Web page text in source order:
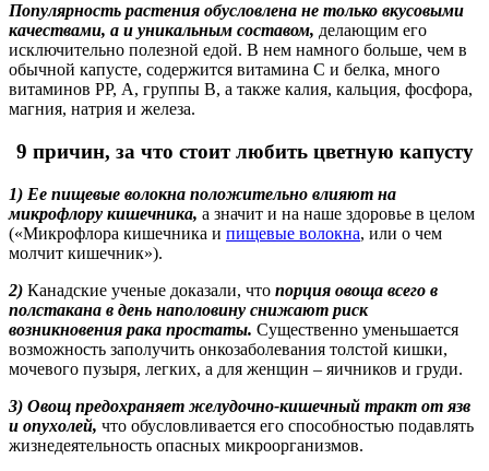
Популярность растения обусловлена не только вкусовыми
качествами, а и уникальным составом, делающим его
исключительно полезной едой. В нем намного больше, чем в
обычной капусте, содержится витамина С и белка, много
витаминов РР, А, группы В, а также калия, кальция, фосфора,
магния, натрия и железа.
9 причин, за что стоит любить цветную капусту
1) Ее пищевые волокна положительно влияют на
микрофлору кишечника, а значит и на наше здоровье в целом
(«Микрофлора кишечника и пищевые волокна, или о чем
молчит кишечник»).
2) Канадские ученые доказали, что порция овоща всего в
полстакана в день наполовину снижают риск
возникновения рака простаты. Существенно уменьшается
возможность заполучить онкозаболевания толстой кишки,
мочевого пузыря, легких, а для женщин – яичников и груди.
3) Овощ предохраняет желудочно-кишечный тракт от язв
и опухолей, что обусловливается его способностью подавлять
жизнедеятельность опасных микроорганизмов.